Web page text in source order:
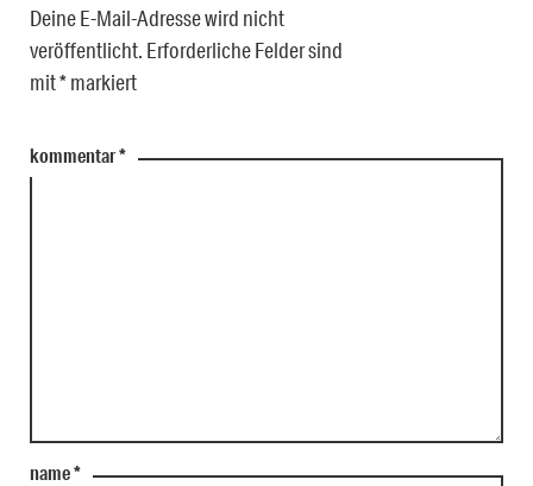
Deine E-Mail-Adresse wird nicht
veröffentlicht. Erforderliche Felder sind
mit*markiert
kommentar*
name*